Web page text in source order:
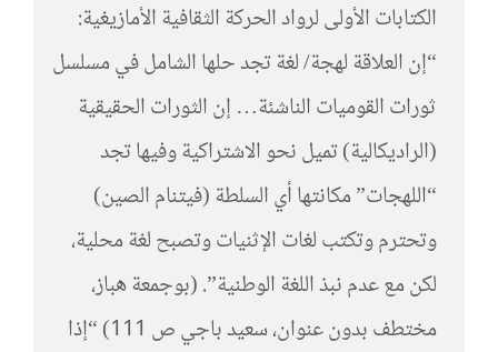
الكتابات الأولى لرواد الحركة الثقافية الأمازيغية:
“إن العلاقة لهجة/ لغة تجد حلها الشامل في مسلسل
ثورات القوميات الناشئة… إن الثورات الحقيقية
(الراديكالية) تميل نحو الاشتراكية وفيها تجد
“اللهجات” مكانتها أي السلطة (فيتنام الصين)
وتحترم وتكتب لغات الإثنيات وتصبح لغة محلية،
لكن مع عدم نبذ اللغة الوطنية”. (بوجمعة هباز،
مختطف بدون عنوان، سعيد باجي ص 111) “إذا